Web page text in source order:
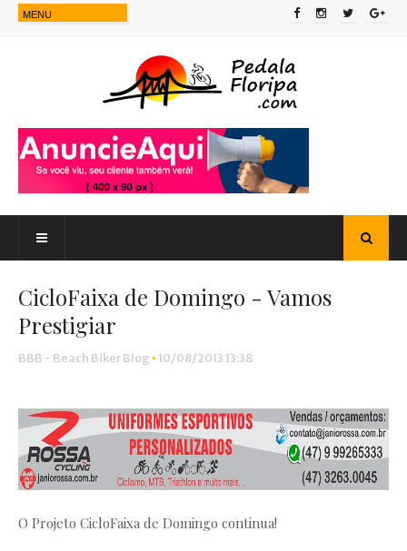
CicloFaixa de Domingo - Vamos
Prestigiar
BBB - Beach Biker Blog • 10/08/2013 13:38
O Projeto CicloFaixa de Domingo continua!